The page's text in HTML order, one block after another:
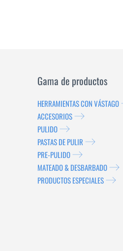
Gama de productos
HERRAMIENTAS CON VÁSTAGO
ACCESORIOS
PULIDO
PASTAS DE PULIR
PRE-PULIDO
MATEADO & DESBARBADO
PRODUCTOS ESPECIALES